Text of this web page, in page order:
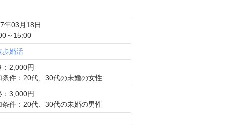
年03月18日
～15:00
歩婚活
：2,000円
条件：20代、30代の未婚の女性
：3,000円
条件：20代、30代の未婚の男性